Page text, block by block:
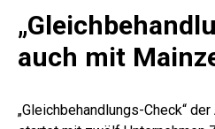
auch mit
„Gleichbehandlungs-Check“